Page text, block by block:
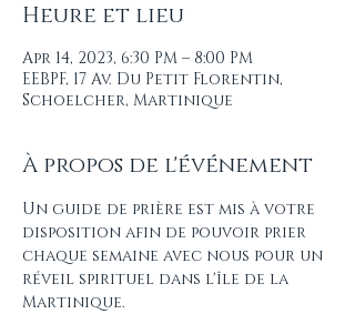
Heure et lieu
Apr 14, 2023, 6:30 PM – 8:00 PM
EEBPF, 17 Av. Du Petit Florentin,
Schoelcher, Martinique
À propos de l'événement
Un guide de prière est mis à votre
disposition afin de pouvoir prier
chaque semaine avec nous pour un
réveil spirituel dans l'île de la
Martinique.